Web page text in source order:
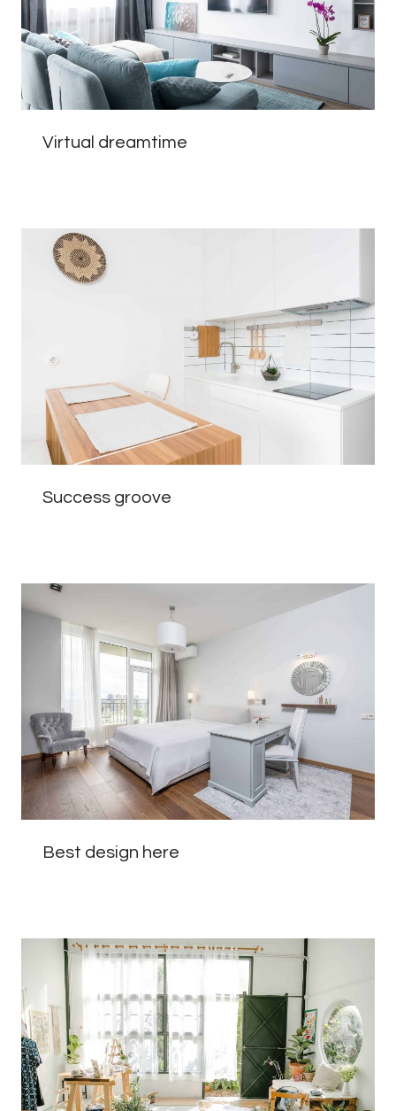
Virtual dreamtime
Success groove
Best design here